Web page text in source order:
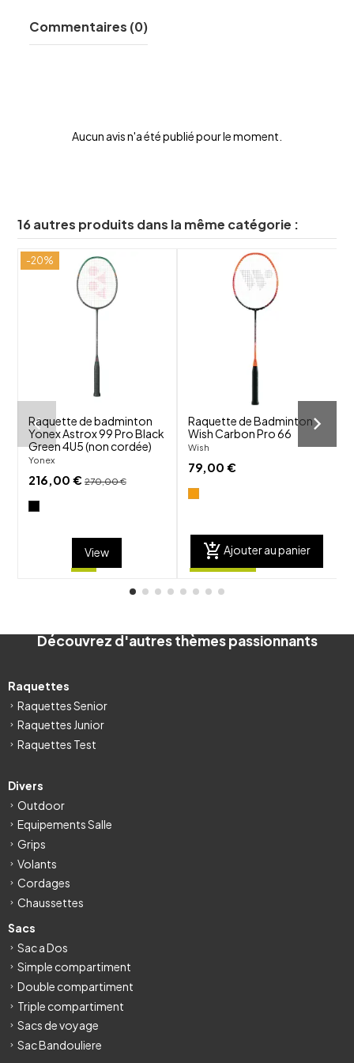
Commentaires (0)
Aucun avis n'a été publié pour le moment.
16 autres produits dans la même catégorie :
-20%
Raquette de badminton
Yonex Astrox 99 Pro Black
Green 4U5 (non cordée)
Yonex
216,00 € 270,00 €
View
Raquette de Badminton
Wish Carbon Pro 66
Wish
79,00 €
add_shopping_cart Ajouter au panier
Découvrez d'autres thèmes passionnants
Raquettes
Raquettes Senior
Raquettes Junior
Raquettes Test
Divers
Outdoor
Equipements Salle
Grips
Volants
Cordages
Chaussettes
Sacs
Sac a Dos
Simple compartiment
Double compartiment
Triple compartiment
Sacs de voyage
Sac Bandouliere